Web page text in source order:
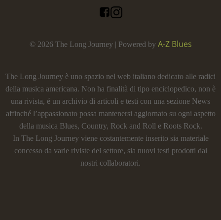
© 2026 The Long Journey | Powered by A-Z Blues
The Long Journey è uno spazio nel web italiano dedicato alle radici
della musica americana. Non ha finalità di tipo enciclopedico, non è
una rivista, é un archivio di articoli e testi con una sezione News
affinché l’appassionato possa mantenersi aggiornato su ogni aspetto
della musica Blues, Country, Rock and Roll e Roots Rock.
In The Long Journey viene costantemente inserito sia materiale
concesso da varie riviste del settore, sia nuovi testi prodotti dai
nostri collaboratori.